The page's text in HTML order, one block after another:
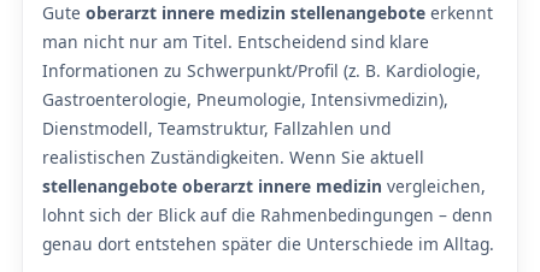
Gute oberarzt innere medizin stellenangebote erkennt
man nicht nur am Titel. Entscheidend sind klare
Informationen zu Schwerpunkt/Profil (z. B. Kardiologie,
Gastroenterologie, Pneumologie, Intensivmedizin),
Dienstmodell, Teamstruktur, Fallzahlen und
realistischen Zuständigkeiten. Wenn Sie aktuell
stellenangebote oberarzt innere medizin vergleichen,
lohnt sich der Blick auf die Rahmenbedingungen – denn
genau dort entstehen später die Unterschiede im Alltag.